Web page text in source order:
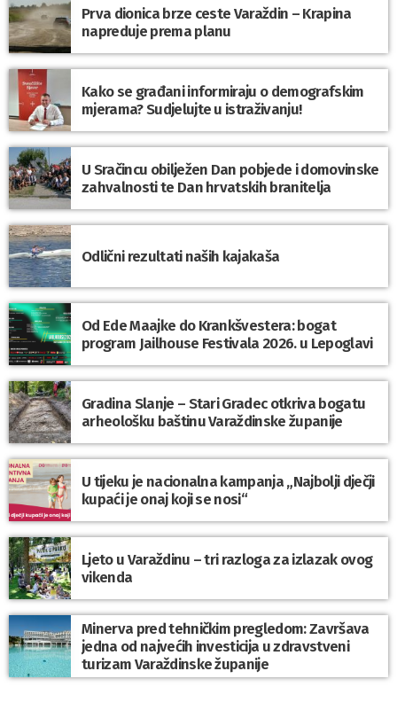
Prva dionica brze ceste Varaždin – Krapina
napreduje prema planu
Kako se građani informiraju o demografskim
mjerama? Sudjelujte u istraživanju!
U Sračincu obilježen Dan pobjede i domovinske
zahvalnosti te Dan hrvatskih branitelja
Odlični rezultati naših kajakaša
Od Ede Maajke do Krankšvestera: bogat
program Jailhouse Festivala 2026. u Lepoglavi
Gradina Slanje – Stari Gradec otkriva bogatu
arheološku baštinu Varaždinske županije
U tijeku je nacionalna kampanja „Najbolji dječji
kupaći je onaj koji se nosi“
Ljeto u Varaždinu – tri razloga za izlazak ovog
vikenda
Minerva pred tehničkim pregledom: Završava
jedna od najvećih investicija u zdravstveni
turizam Varaždinske županije